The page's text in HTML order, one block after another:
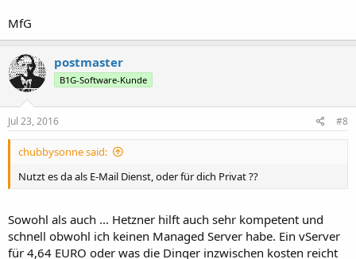
MfG
postmaster
B1G-Software-Kunde
Jul 23, 2016 #8
chubbysonne said:
Nutzt es da als E-Mail Dienst, oder für dich Privat ??
Sowohl als auch ... Hetzner hilft auch sehr kompetent und
schnell obwohl ich keinen Managed Server habe. Ein vServer
für 4,64 EURO oder was die Dinger inzwischen kosten reicht